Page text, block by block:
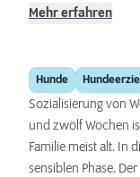
Mehr erfahren
Hunde
Die
Sozialisierung von
und zwölf Wochen
Familie meist alt. In
sensiblen Phase.